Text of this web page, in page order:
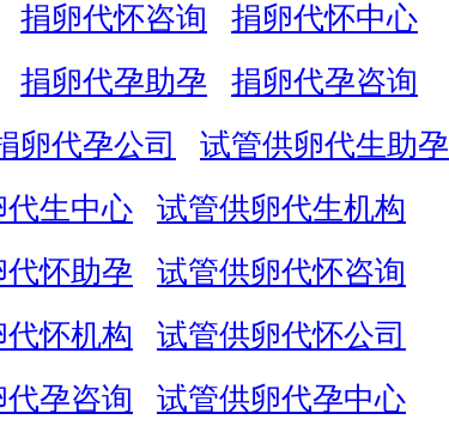
捐卵代怀咨询
捐卵代怀中心
捐卵代孕助孕
捐卵代孕咨询
卵代孕公司
试管供卵代生助孕
生中心
试管供卵代生机构
怀助孕
试管供卵代怀咨询
怀机构
试管供卵代怀公司
孕咨询
试管供卵代孕中心